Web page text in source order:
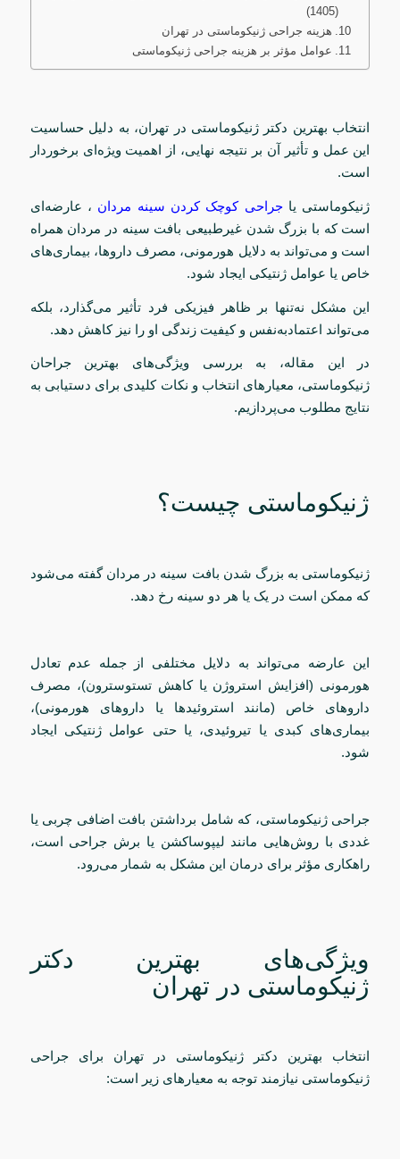
(1405)
هزینه جراحی ژنیکوماستی در تهران
عوامل مؤثر بر هزینه جراحی ژنیکوماستی
انتخاب بهترین دکتر ژنیکوماستی در تهران، به دلیل حساسیت
این عمل و تأثیر آن بر نتیجه نهایی، از اهمیت ویژه‌ای برخوردار
است.
ژنیکوماستی یا جراحی کوچک کردن سینه مردان ، عارضه‌ای
است که با بزرگ شدن غیرطبیعی بافت سینه در مردان همراه
است و می‌تواند به دلایل هورمونی، مصرف داروها، بیماری‌های
خاص یا عوامل ژنتیکی ایجاد شود.
این مشکل نه‌تنها بر ظاهر فیزیکی فرد تأثیر می‌گذارد، بلکه
می‌تواند اعتمادبه‌نفس و کیفیت زندگی او را نیز کاهش دهد.
در این مقاله، به بررسی ویژگی‌های بهترین جراحان
ژنیکوماستی، معیارهای انتخاب و نکات کلیدی برای دستیابی به
نتایج مطلوب می‌پردازیم.
ژنیکوماستی چیست؟
ژنیکوماستی به بزرگ شدن بافت سینه در مردان گفته می‌شود
که ممکن است در یک یا هر دو سینه رخ دهد.
این عارضه می‌تواند به دلایل مختلفی از جمله عدم تعادل
هورمونی (افزایش استروژن یا کاهش تستوسترون)، مصرف
داروهای خاص (مانند استروئیدها یا داروهای هورمونی)،
بیماری‌های کبدی یا تیروئیدی، یا حتی عوامل ژنتیکی ایجاد
شود.
جراحی ژنیکوماستی، که شامل برداشتن بافت اضافی چربی یا
غددی با روش‌هایی مانند لیپوساکشن یا برش جراحی است،
راهکاری مؤثر برای درمان این مشکل به شمار می‌رود.
ویژگی‌های بهترین دکتر
ژنیکوماستی در تهران
انتخاب بهترین دکتر ژنیکوماستی در تهران برای جراحی
ژنیکوماستی نیازمند توجه به معیارهای زیر است: